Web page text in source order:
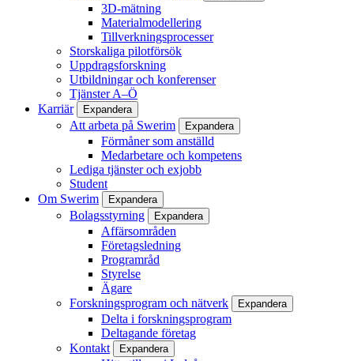
3D-mätning
Materialmodellering
Tillverkningsprocesser
Storskaliga pilotförsök
Uppdragsforskning
Utbildningar och konferenser
Tjänster A–Ö
Karriär
Expandera
Att arbeta på Swerim Expandera
Förmåner som anställd
Medarbetare och kompetens
Lediga tjänster och exjobb
Student
Om Swerim
Expandera
Bolagsstyrning Expandera
Affärsområden
Företagsledning
Programråd
Styrelse
Ägare
Forskningsprogram och nätverk
Expandera
Delta i forskningsprogram
Deltagande företag
Kontakt
Expandera